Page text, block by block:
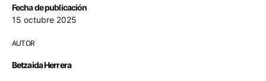
Fecha de publicación
15 octubre 2025
AUTOR
Betzaida Herrera